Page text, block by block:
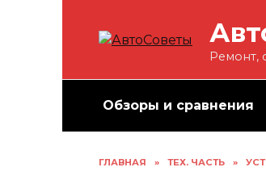
Ремонт,
Обзоры и сравнения
ГЛАВНАЯ » ТЕХ. ЧАСТЬ »